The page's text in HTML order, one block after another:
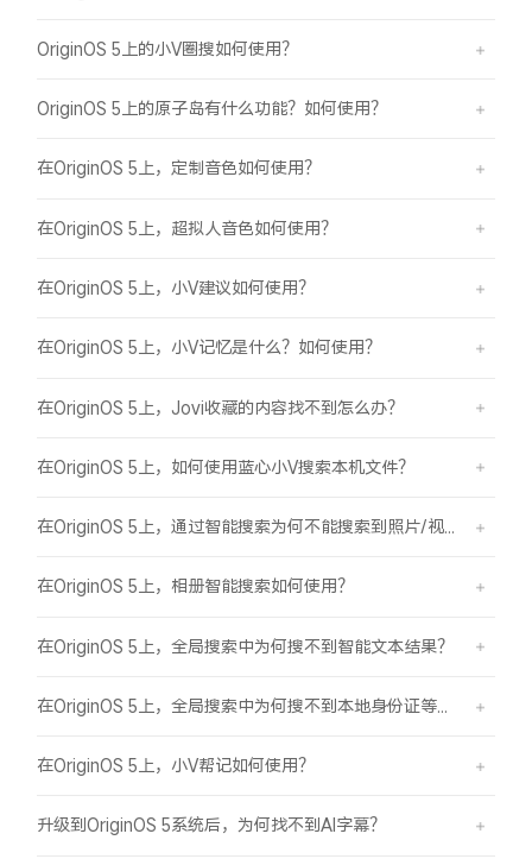
OriginOS 5上的小V圈搜如何使用？
OriginOS 5上的原子岛有什么功能？如何使用？
在OriginOS 5上，定制音色如何使用？
在OriginOS 5上，超拟人音色如何使用？
在OriginOS 5上，小V建议如何使用？
在OriginOS 5上，小V记忆是什么？如何使用？
在OriginOS 5上，Jovi收藏的内容找不到怎么办？
在OriginOS 5上，如何使用蓝心小V搜索本机文件？
在OriginOS 5上，相册智能搜索如何使用？
在OriginOS 5上，全局搜索中为何搜不到智能文本结果？
在OriginOS 5上，小V帮记如何使用？
升级到OriginOS 5系统后，为何找不到AI字幕？